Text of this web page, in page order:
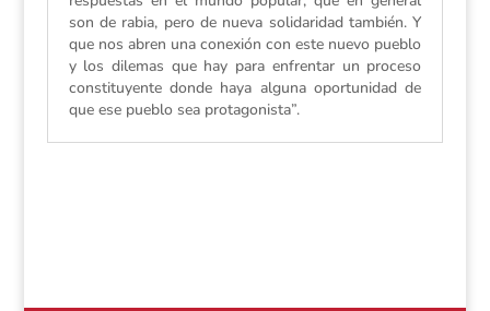
son de rabia, pero de nueva solidaridad también. Y
que nos abren una conexión con este nuevo pueblo
y los dilemas que hay para enfrentar un proceso
constituyente donde haya alguna oportunidad de
que ese pueblo sea protagonista”.